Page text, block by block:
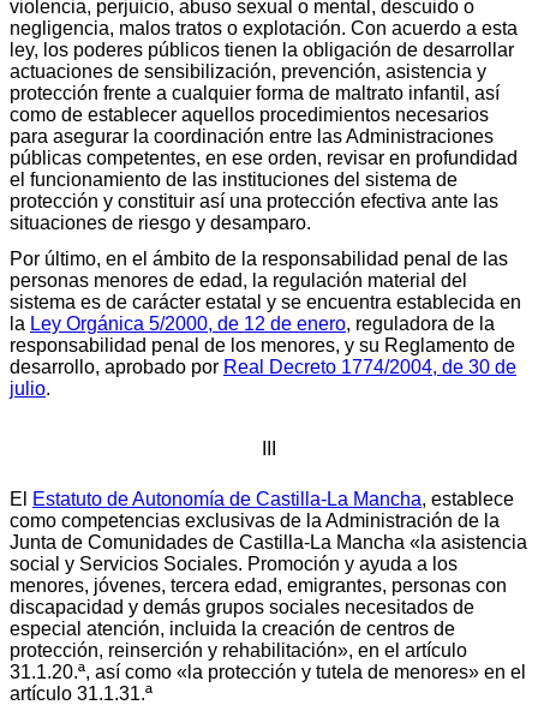
violencia, perjuicio, abuso sexual o mental, descuido o
negligencia, malos tratos o explotación. Con acuerdo a esta
ley, los poderes públicos tienen la obligación de desarrollar
actuaciones de sensibilización, prevención, asistencia y
protección frente a cualquier forma de maltrato infantil, así
como de establecer aquellos procedimientos necesarios
para asegurar la coordinación entre las Administraciones
públicas competentes, en ese orden, revisar en profundidad
el funcionamiento de las instituciones del sistema de
protección y constituir así una protección efectiva ante las
situaciones de riesgo y desamparo.
Por último, en el ámbito de la responsabilidad penal de las
personas menores de edad, la regulación material del
sistema es de carácter estatal y se encuentra establecida en
la Ley Orgánica 5/2000, de 12 de enero, reguladora de la
responsabilidad penal de los menores, y su Reglamento de
desarrollo, aprobado por Real Decreto 1774/2004, de 30 de
julio.
El Estatuto de Autonomía de Castilla-La Mancha, establece
como competencias exclusivas de la Administración de la
Junta de Comunidades de Castilla-La Mancha «la asistencia
social y Servicios Sociales. Promoción y ayuda a los
menores, jóvenes, tercera edad, emigrantes, personas con
discapacidad y demás grupos sociales necesitados de
especial atención, incluida la creación de centros de
protección, reinserción y rehabilitación», en el artículo
31.1.20.ª, así como «la protección y tutela de menores» en el
artículo 31.1.31.ª